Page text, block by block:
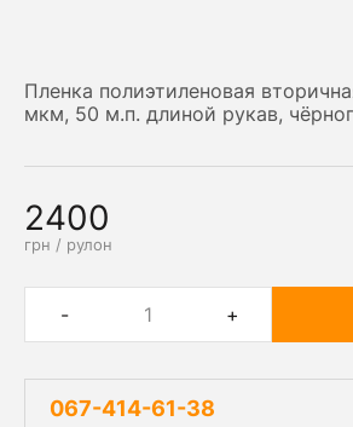
Пленка полиэтиленовая
мкм, 50 м.п. длиной рукав,
2400
грн / рулон
- +
067-414-61-38